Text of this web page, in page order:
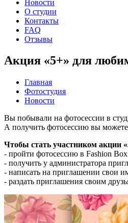
Новости
О студии
Контакты
FAQ
Отзывы
Акция «5+» для
Главная
Фотостудия
Новости
Вы побывали на фотосессии в
А получить фотосессию вы
Чтобы стать участником акции
- пройти фотосессию в Fashion Box
- получить у администратора
- написать на приглашении свои
- раздать приглашения своим